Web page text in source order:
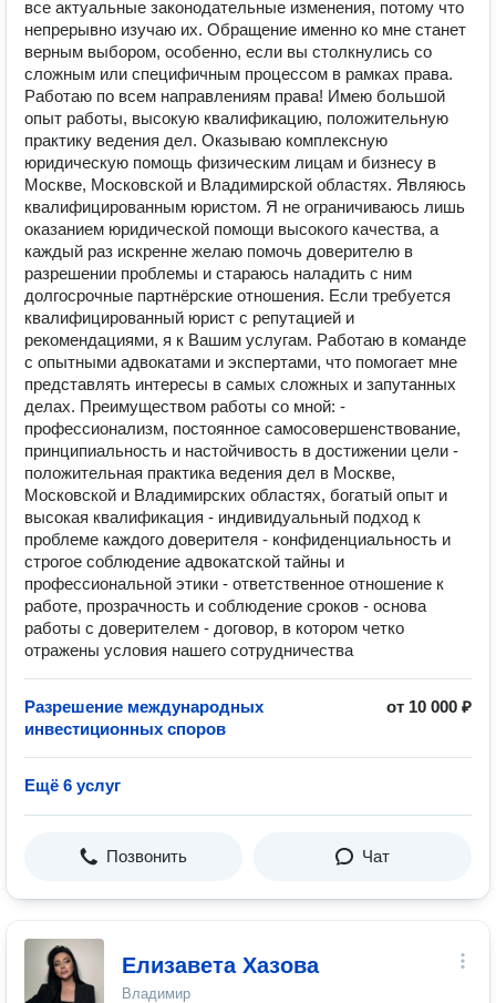
все актуальные законодательные изменения, потому что
непрерывно изучаю их. Обращение именно ко мне станет
верным выбором, особенно, если вы столкнулись со
сложным или специфичным процессом в рамках права.
Работаю по всем направлениям права! Имею большой
опыт работы, высокую квалификацию, положительную
практику ведения дел. Оказываю комплексную
юридическую помощь физическим лицам и бизнесу в
Москве, Московской и Владимирской областях. Являюсь
квалифицированным юристом. Я не ограничиваюсь лишь
оказанием юридической помощи высокого качества, а
каждый раз искренне желаю помочь доверителю в
разрешении проблемы и стараюсь наладить с ним
долгосрочные партнёрские отношения. Если требуется
квалифицированный юрист с репутацией и
рекомендациями, я к Вашим услугам. Работаю в команде
с опытными адвокатами и экспертами, что помогает мне
представлять интересы в самых сложных и запутанных
делах. Преимуществом работы со мной: -
профессионализм, постоянное самосовершенствование,
принципиальность и настойчивость в достижении цели -
положительная практика ведения дел в Москве,
Московской и Владимирских областях, богатый опыт и
высокая квалификация - индивидуальный подход к
проблеме каждого доверителя - конфиденциальность и
строгое соблюдение адвокатской тайны и
профессиональной этики - ответственное отношение к
работе, прозрачность и соблюдение сроков - основа
работы с доверителем - договор, в котором четко
отражены условия нашего сотрудничества
Разрешение международных
инвестиционных споров
от 10 000 ₽
Ещё 6 услуг
Позвонить Чат
Елизавета Хазова
Владимир